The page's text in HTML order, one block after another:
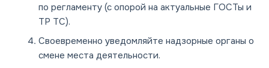
по регламенту (с опорой на актуальные ГОСТы и
ТР ТС).
Своевременно уведомляйте надзорные органы о
смене места деятельности.